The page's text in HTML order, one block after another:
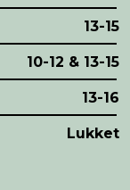
13-15
10-12 & 13-15
13-16
Lukket